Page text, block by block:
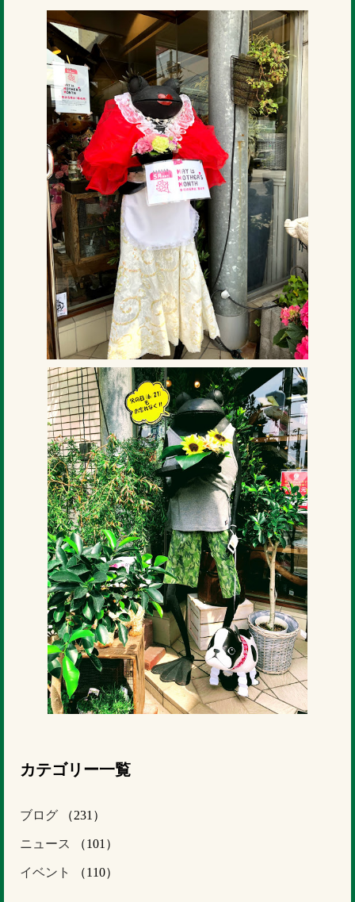
カテゴリー一覧
ブログ （231）
ニュース （101）
イベント （110）